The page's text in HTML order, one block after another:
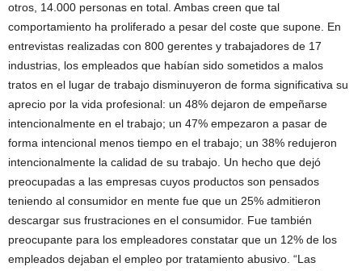
otros, 14.000 personas en total. Ambas creen que tal
comportamiento ha proliferado a pesar del coste que supone. En
entrevistas realizadas con 800 gerentes y trabajadores de 17
industrias, los empleados que habían sido sometidos a malos
tratos en el lugar de trabajo disminuyeron de forma significativa su
aprecio por la vida profesional: un 48% dejaron de empeñarse
intencionalmente en el trabajo; un 47% empezaron a pasar de
forma intencional menos tiempo en el trabajo; un 38% redujeron
intencionalmente la calidad de su trabajo. Un hecho que dejó
preocupadas a las empresas cuyos productos son pensados
teniendo al consumidor en mente fue que un 25% admitieron
descargar sus frustraciones en el consumidor. Fue también
preocupante para los empleadores constatar que un 12% de los
empleados dejaban el empleo por tratamiento abusivo. “Las